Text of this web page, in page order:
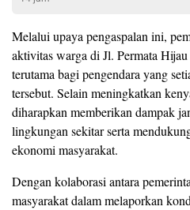
Melalui upaya pengaspalan ini,
aktivitas warga di Jl. Permata
terutama bagi pengendara yang
tersebut. Selain meningkatkan
diharapkan memberikan dampak
lingkungan sekitar serta
ekonomi masyarakat.
Dengan kolaborasi antara
masyarakat dalam melaporkan